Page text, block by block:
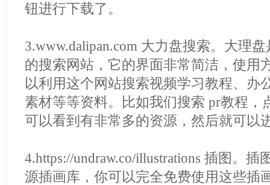
钮进行下载了。
3.www.dalipan.com 大力盘搜索。大理
的搜索网站，它的界面非常简洁，使用
以利用这个网站搜索视频学习教程、办
素材等等资料。比如我们搜索 pr教程，
可以看到有非常多的资源，然后就可以
4.https://undraw.co/illustrations 插图。
源插画库，你可以完全免费使用这些插